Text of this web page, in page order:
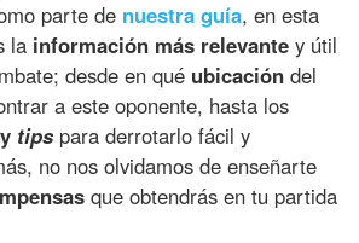
parte de nuestra guía, en esta
la información más relevante y útil
desde en qué ubicación del
a este oponente, hasta los
tipspara derrotarlo fácil y
no nos olvidamos de enseñarte
que obtendrás en tu partida